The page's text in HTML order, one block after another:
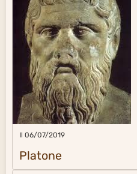
Il 06/07/2019
Platone